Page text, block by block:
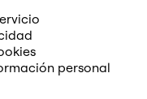
personal